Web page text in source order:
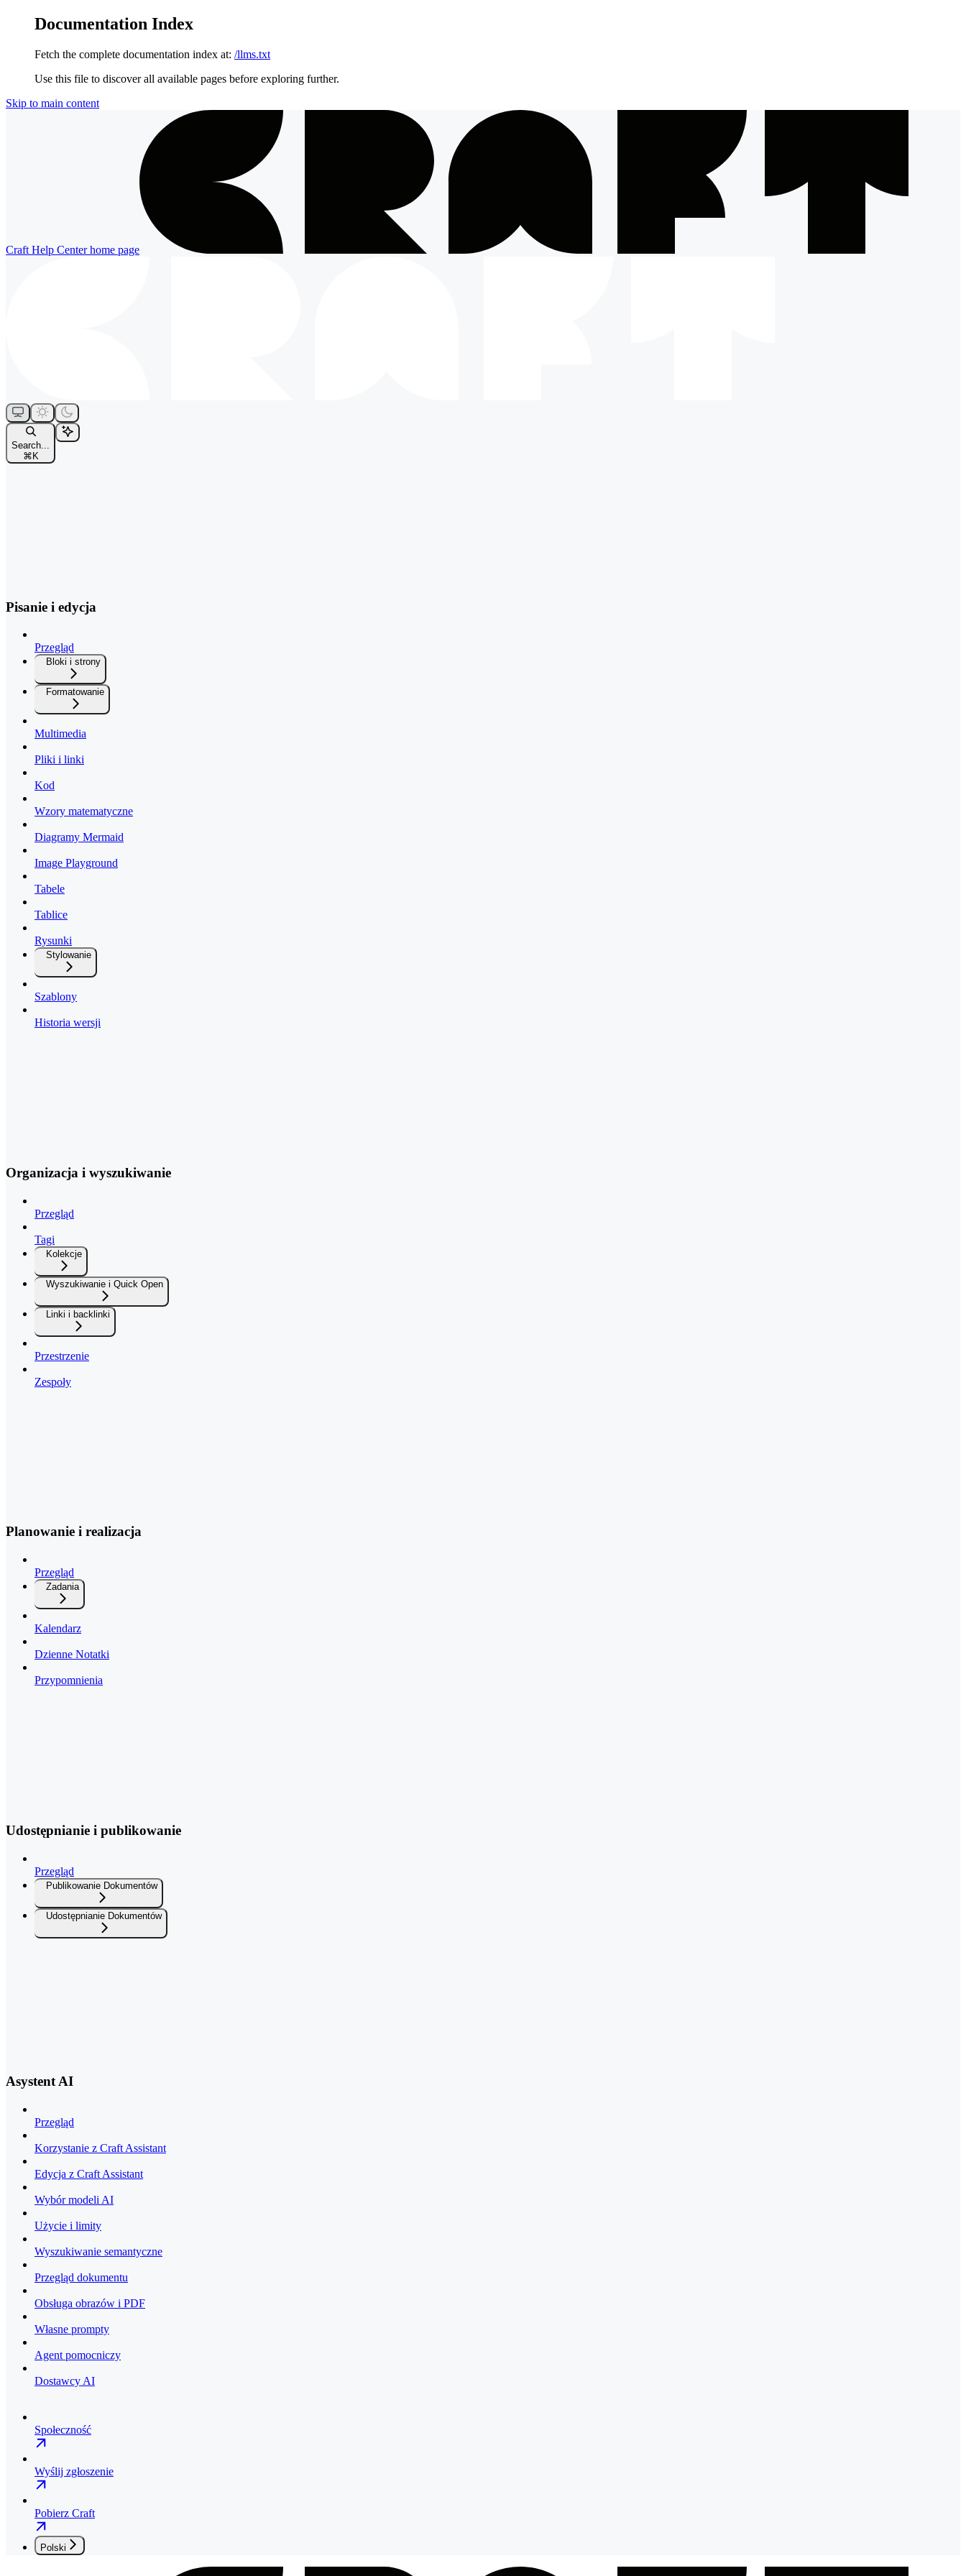
Documentation Index
Fetch the complete documentation index at: /llms.txt
Use this file to discover all available pages before exploring further.
Skip to main content
Craft Help Centerhome page
Search...
⌘ K
Pisanie i edycja
Przegląd
Bloki i strony
Formatowanie
Multimedia
Pliki i linki
Kod
Wzory matematyczne
Diagramy Mermaid
Image Playground
Tabele
Tablice
Rysunki
Stylowanie
Szablony
Historia wersji
Organizacja i wyszukiwanie
Przegląd
Tagi
Kolekcje
Wyszukiwanie i Quick Open
Linki i backlinki
Przestrzenie
Zespoły
Planowanie i realizacja
Przegląd
Zadania
Kalendarz
Dzienne Notatki
Przypomnienia
Udostępnianie i publikowanie
Przegląd
Publikowanie Dokumentów
Udostępnianie Dokumentów
Asystent AI
Przegląd
Korzystanie z Craft Assistant
Edycja z Craft Assistant
Wybór modeli AI
Użycie i limity
Wyszukiwanie semantyczne
Przegląd dokumentu
Obsługa obrazów i PDF
Własne prompty
Agent pomocniczy
Dostawcy AI
Społeczność
Wyślij zgłoszenie
Pobierz Craft
Polski